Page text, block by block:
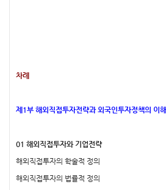
차례
제1부 해외직접투자전략과 외국인투자정책의 이해
01 해외직접투자와 기업전략
해외직접투자의 학술적 정의
해외직접투자의 법률적 정의